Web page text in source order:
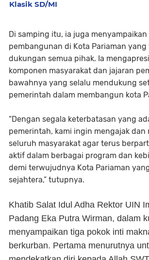
Klasik SD/MI
Di samping itu, ia juga menyampaikan
pembangunan di Kota Pariaman yang
dukungan semua pihak. Ia
komponen masyarakat dan jajaran
bawahnya yang selalu mendukung
pemerintah dalam membangun kota
“Dengan segala keterbatasan yang
pemerintah, kami ingin mengajak dan
seluruh masyarakat agar terus
aktif dalam berbagai program dan
demi terwujudnya Kota Pariaman
sejahtera,” tutupnya.
Khatib Salat Idul Adha Rektor UIN
Padang Eka Putra Wirman, dalam
menyampaikan tiga pokok inti
berkurban. Pertama menurutnya